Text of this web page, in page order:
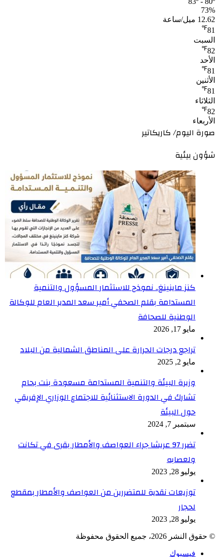
73%
12.62 ميل/ساعة
81
℉
السبت
82
℉
الأحد
81
℉
الأثنين
81
℉
الثلاثاء
82
℉
الأربعاء
صورة اليوم/ كاريكاتير
شؤون بيئية
كنز ماينينغ.. نموذج للاستثمار المسؤول والتنمية
المستدامة بقلم الصحفي أمير سعد المدير العام للوكالة
الوطنية للصحافة
مايو 17, 2026
تراجع درجات الحرارة على المناطق الشمالية من البلاد
مايو 2, 2025
وزيرة البيئة والتنمية المستدامة مسعودة بنت بحام
تشارك في الدورة الاستثنائية للاجتماع الوزاري الإفريقي
حول البيئة
سبتمبر 7, 2024
تضرر 97 عريشا جراء العواصف والأمطار بقرى في تكانت
ولعصابه
يوليو 28, 2023
توزيعات نقدية للمتضررين من العواصف والأمطار بمقطع
لحجار
يوليو 28, 2023
© حقوق النشر 2026، جميع الحقوق محفوظة
فيسبوك